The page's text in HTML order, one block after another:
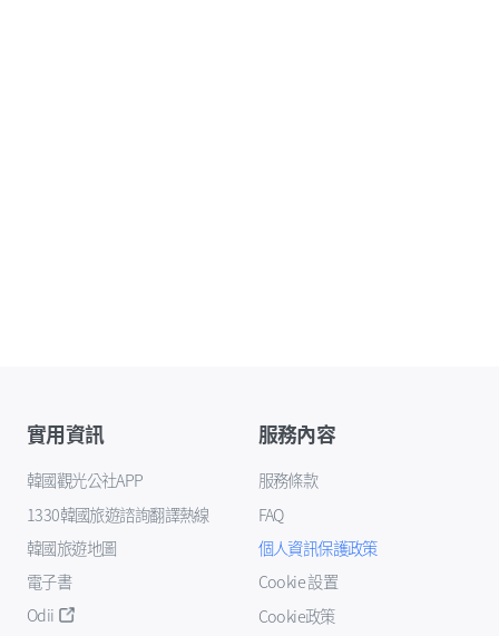
實用資訊
韓國觀光公社APP
1330韓國旅遊諮詢翻譯熱線
韓國旅遊地圖
電子書
Odii
服務內容
服務條款
FAQ
個人資訊保護政策
Cookie 設置
Cookie政策